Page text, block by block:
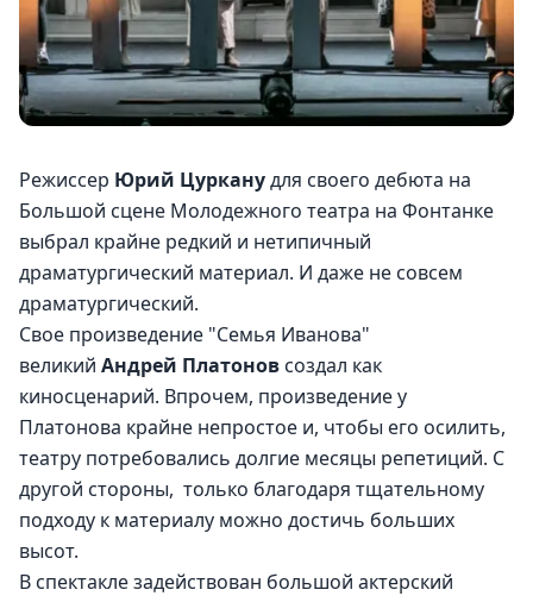
Режиссер Юрий Цуркану для своего дебюта на
Большой сцене Молодежного театра на Фонтанке
выбрал крайне редкий и нетипичный
драматургический материал. И даже не совсем
драматургический.
Свое произведение "Семья Иванова"
великий Андрей Платонов создал как
киносценарий. Впрочем, произведение у
Платонова крайне непростое и, чтобы его осилить,
театру потребовались долгие месяцы репетиций. С
другой стороны,  только благодаря тщательному
подходу к материалу можно достичь больших
высот.
В спектакле задействован большой актерский